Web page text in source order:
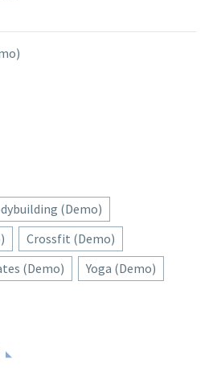
(Demo)
Crossfit (Demo)
(Demo) Yoga (Demo)